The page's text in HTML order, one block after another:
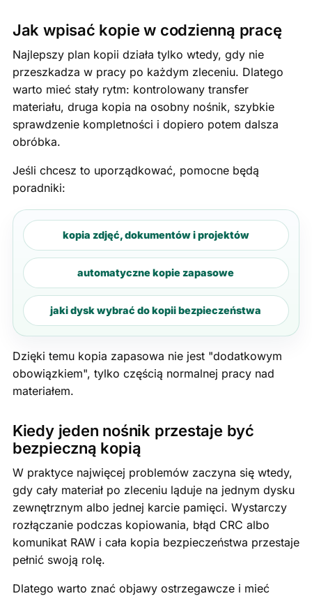
Jak wpisać kopie w codzienną pracę
Najlepszy plan kopii działa tylko wtedy, gdy nie
przeszkadza w pracy po każdym zleceniu. Dlatego
warto mieć stały rytm: kontrolowany transfer
materiału, druga kopia na osobny nośnik, szybkie
sprawdzenie kompletności i dopiero potem dalsza
obróbka.
Jeśli chcesz to uporządkować, pomocne będą
poradniki:
kopia zdjęć, dokumentów i projektów
automatyczne kopie zapasowe
jaki dysk wybrać do kopii bezpieczeństwa
Dzięki temu kopia zapasowa nie jest "dodatkowym
obowiązkiem", tylko częścią normalnej pracy nad
materiałem.
Kiedy jeden nośnik przestaje być
bezpieczną kopią
W praktyce najwięcej problemów zaczyna się wtedy,
gdy cały materiał po zleceniu ląduje na jednym dysku
zewnętrznym albo jednej karcie pamięci. Wystarczy
rozłączanie podczas kopiowania, błąd CRC albo
komunikat RAW i cała kopia bezpieczeństwa przestaje
pełnić swoją rolę.
Dlatego warto znać objawy ostrzegawcze i mieć